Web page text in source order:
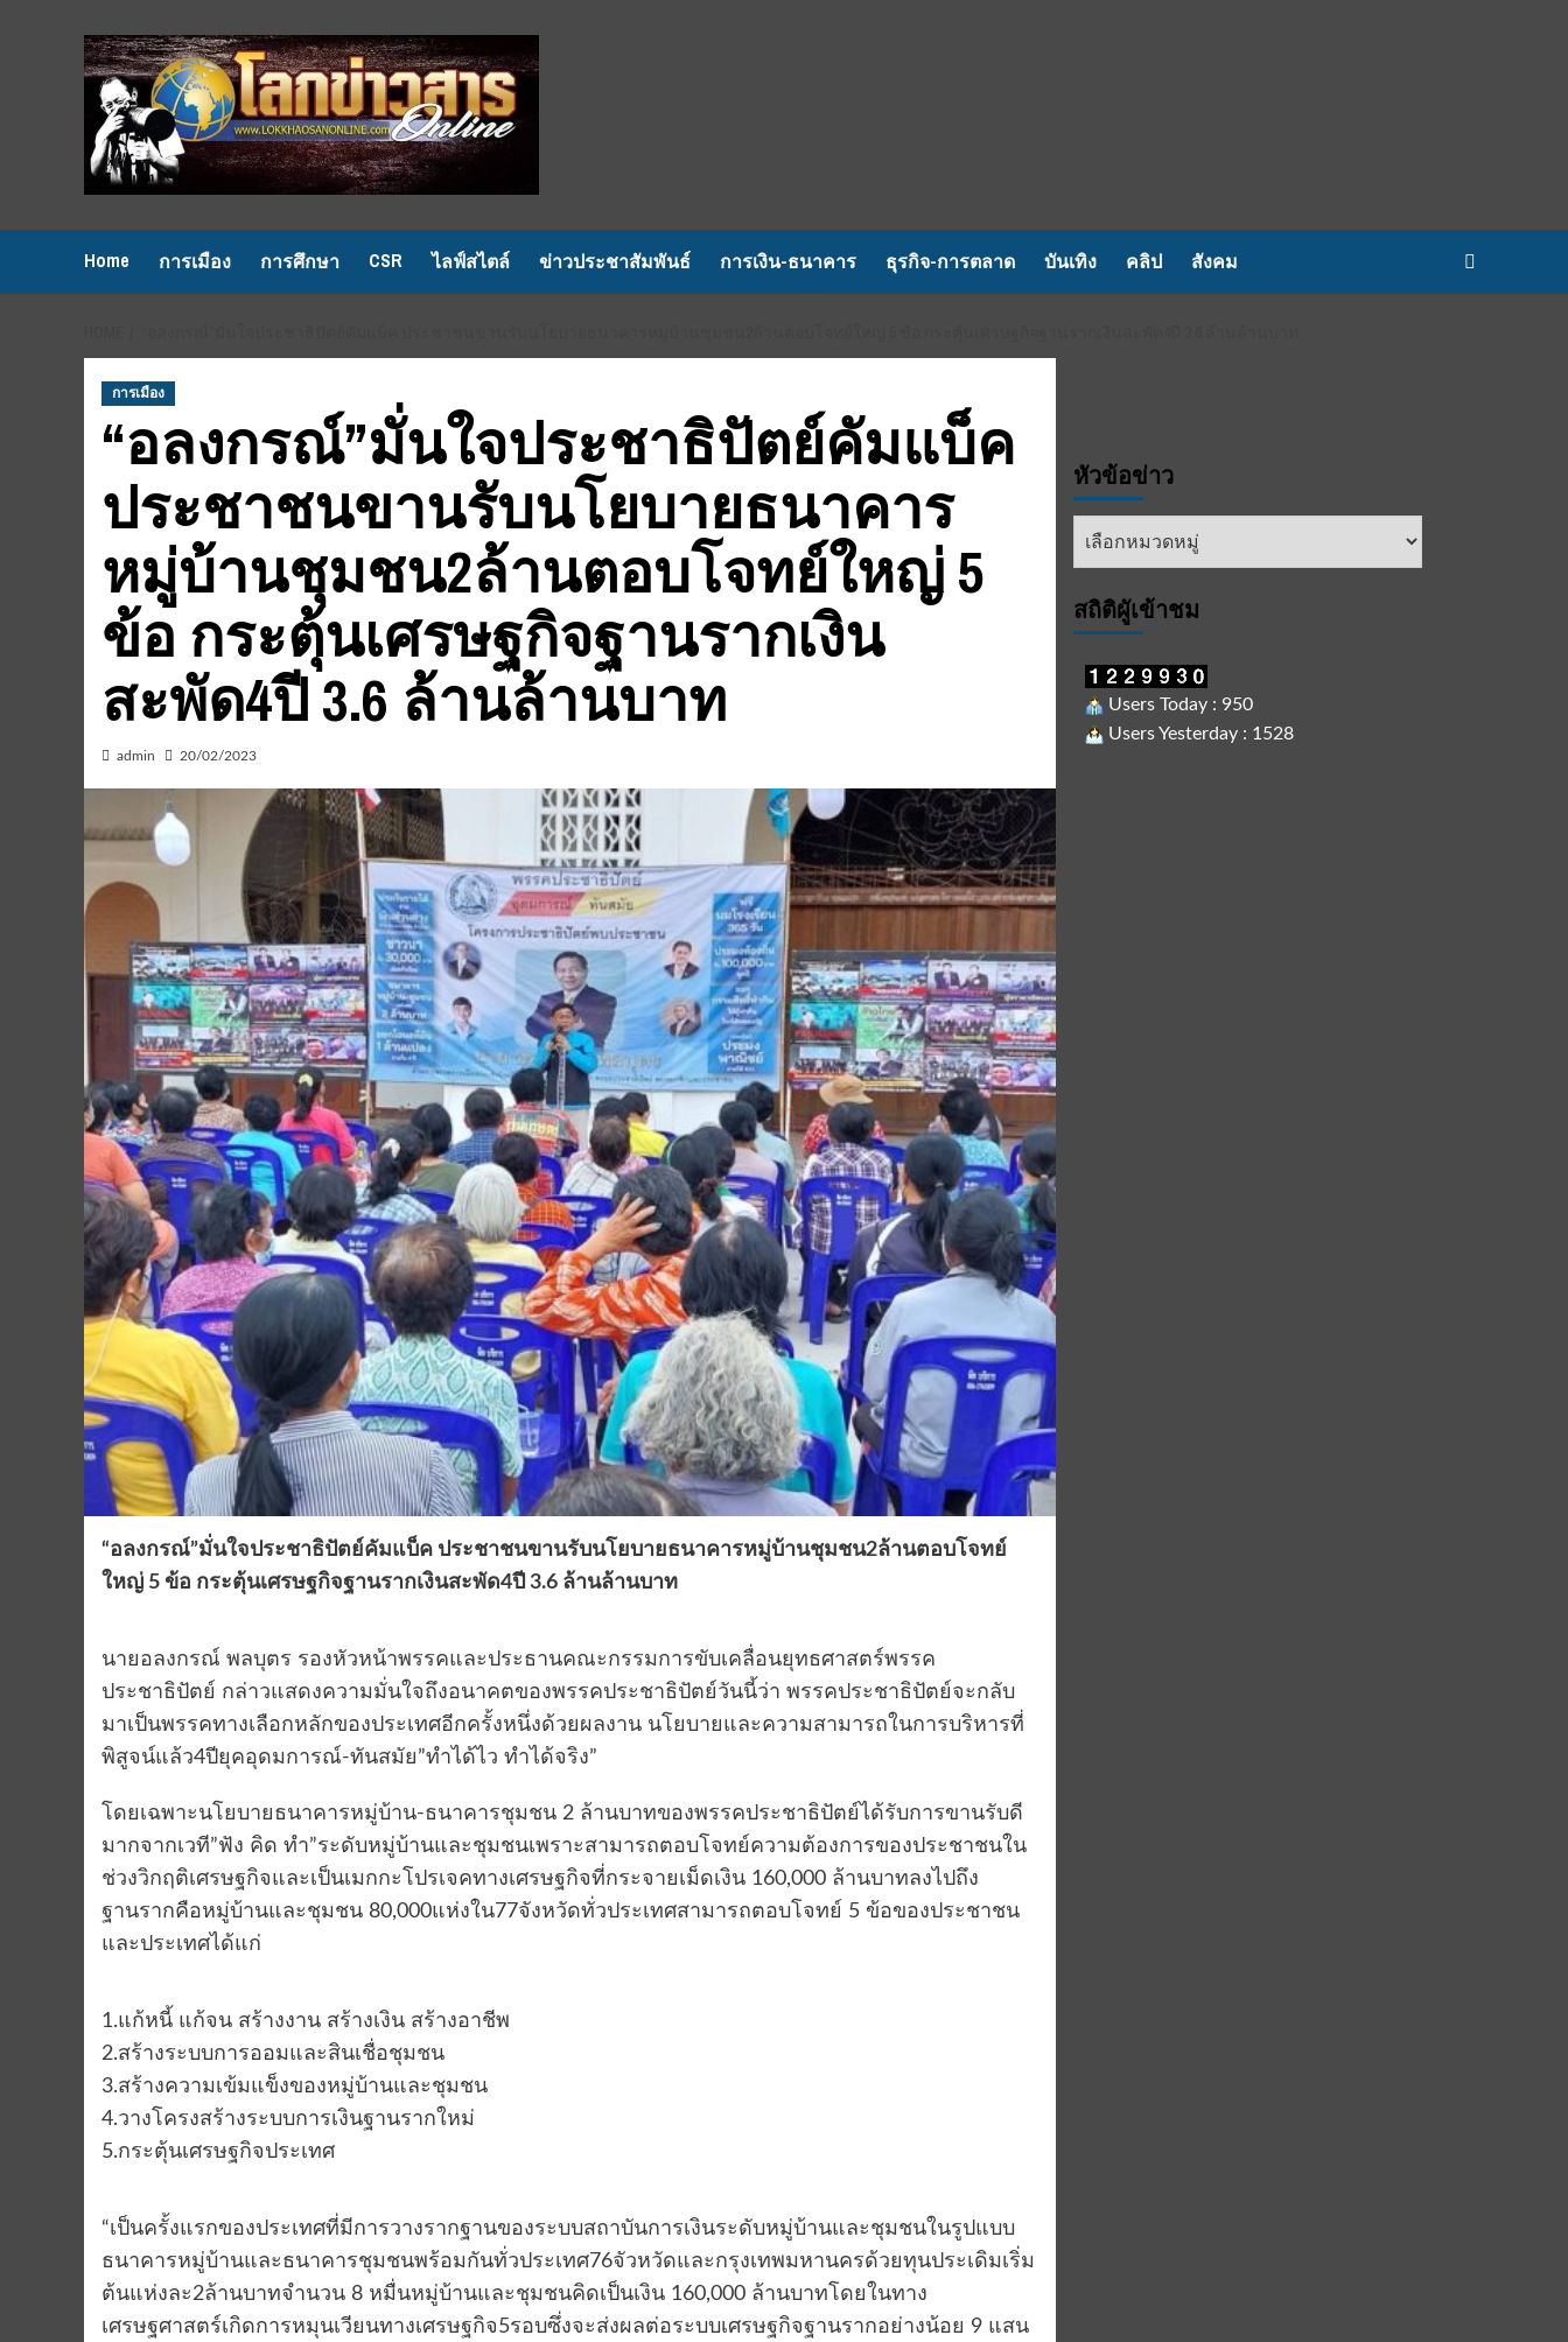
Home การเมือง การศึกษา CSR ไลฟ์สไตล์ ข่าวประชาสัมพันธ์ การเงิน-ธนาคาร ธุรกิจ-การตลาด บันเทิง คลิป สังคม
การเมือง
“อลงกรณ์”มั่นใจประชาธิปัตย์คัมแบ็ค
ประชาชนขานรับนโยบายธนาคาร
หมู่บ้านชุมชน2ล้านตอบโจทย์ใหญ่ 5
ข้อ กระตุ้นเศรษฐกิจฐานรากเงิน
สะพัด4ปี 3.6 ล้านล้านบาท
admin 20/02/2023
“อลงกรณ์”มั่นใจประชาธิปัตย์คัมแบ็ค ประชาชนขานรับนโยบายธนาคารหมู่บ้านชุมชน2ล้านตอบโจทย์
ใหญ่ 5 ข้อ กระตุ้นเศรษฐกิจฐานรากเงินสะพัด4ปี 3.6 ล้านล้านบาท
นายอลงกรณ์ พลบุตร รองหัวหน้าพรรคและประธานคณะกรรมการขับเคลื่อนยุทธศาสตร์พรรค
ประชาธิปัตย์ กล่าวแสดงความมั่นใจถึงอนาคตของพรรคประชาธิปัตย์วันนี้ว่า พรรคประชาธิปัตย์จะกลับ
มาเป็นพรรคทางเลือกหลักของประเทศอีกครั้งหนึ่งด้วยผลงาน นโยบายและความสามารถในการบริหารที่
พิสูจน์แล้ว4ปียุคอุดมการณ์-ทันสมัย”ทำได้ไว ทำได้จริง”
โดยเฉพาะนโยบายธนาคารหมู่บ้าน-ธนาคารชุมชน 2 ล้านบาทของพรรคประชาธิปัตย์ได้รับการขานรับดี
มากจากเวที”ฟัง คิด ทำ”ระดับหมู่บ้านและชุมชนเพราะสามารถตอบโจทย์ความต้องการของประชาชนใน
ช่วงวิกฤติเศรษฐกิจและเป็นเมกกะโปรเจคทางเศรษฐกิจที่กระจายเม็ดเงิน 160,000 ล้านบาทลงไปถึง
ฐานรากคือหมู่บ้านและชุมชน 80,000แห่งใน77จังหวัดทั่วประเทศสามารถตอบโจทย์ 5 ข้อของประชาชน
และประเทศได้แก่
1.แก้หนี้ แก้จน สร้างงาน สร้างเงิน สร้างอาชีพ
2.สร้างระบบการออมและสินเชื่อชุมชน
3.สร้างความเข้มแข็งของหมู่บ้านและชุมชน
4.วางโครงสร้างระบบการเงินฐานรากใหม่
5.กระตุ้นเศรษฐกิจประเทศ
“เป็นครั้งแรกของประเทศที่มีการวางรากฐานของระบบสถาบันการเงินระดับหมู่บ้านและชุมชนในรูปแบบ
ธนาคารหมู่บ้านและธนาคารชุมชนพร้อมกันทั่วประเทศ76จัวหวัดและกรุงเทพมหานครด้วยทุนประเดิมเริ่ม
ต้นแห่งละ2ล้านบาทจำนวน 8 หมื่นหมู่บ้านและชุมชนคิดเป็นเงิน 160,000 ล้านบาทโดยในทาง
เศรษฐศาสตร์เกิดการหมุนเวียนทางเศรษฐกิจ5รอบซึ่งจะส่งผลต่อระบบเศรษฐกิจฐานรากอย่างน้อย 9 แสน
หัวข้อข่าว
หัวข้อ
สถิติผูัเข้าชม
Users Today : 950
Users Yesterday : 1528